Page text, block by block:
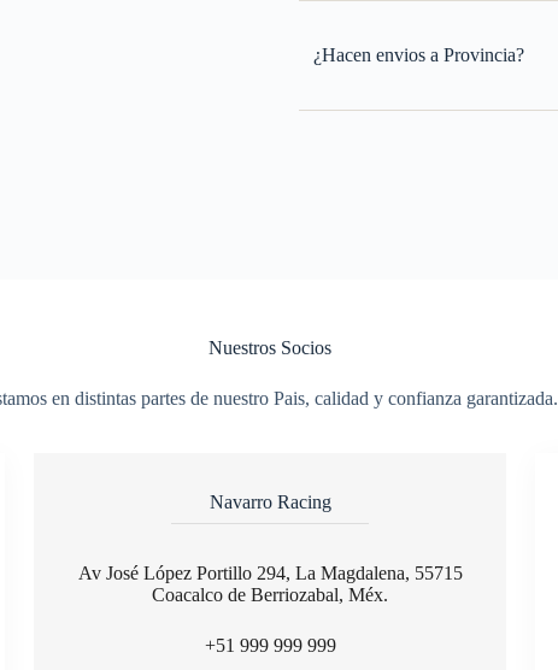
¿Hacen envios a Provincia?
Nuestros Socios
en distintas partes de nuestro Pais, calidad y confianza garantizada.
Navarro Racing
Av José López Portillo 294, La Magdalena, 55715
Coacalco de Berriozabal, Méx.
+51 999 999 999